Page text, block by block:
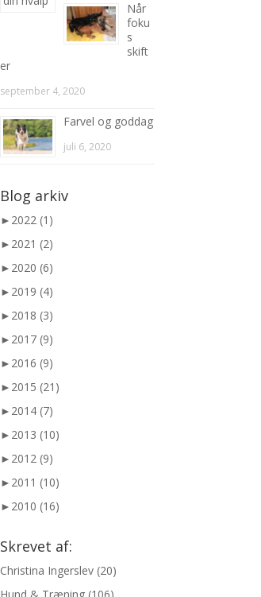
Når
foku
s
skift
er
september 4, 2020
Farvel og goddag
juli 6, 2020
Blog arkiv
► 2022 (1)
► 2021 (2)
► 2020 (6)
► 2019 (4)
► 2018 (3)
► 2017 (9)
► 2016 (9)
► 2015 (21)
► 2014 (7)
► 2013 (10)
► 2012 (9)
► 2011 (10)
► 2010 (16)
Skrevet af:
Christina Ingerslev (20)